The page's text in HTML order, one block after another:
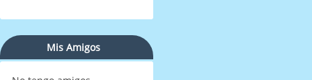
Mis Amigos